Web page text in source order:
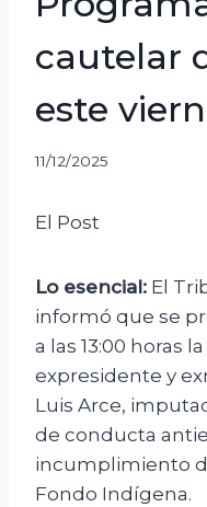
cautelar
este
11/12/2025
El Post
Lo esencial: El
informó que se
a las 13:00 horas
expresidente y
Luis Arce,
de conducta
incumplimiento
Fondo Indígena.